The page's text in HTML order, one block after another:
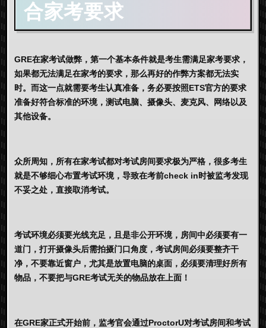
合家考要求
GRE在家考试做弊，第一个基本条件就是考生需满足家考要求，
如果都无法满足在家考的要求，那么再好的作弊方案都无法实
时。而这一点就需要考生认真准备，务必要按照ETS官方的要求
准备好符合标准的环境，测试电脑、摄像头、麦克风、网络以及
其他设备。
众所周知，所有在家考试都对考试房间要求极为严格，很多考生
就是不够细心布置考试环境，导致在考前check in时被监考发现
不妥之处，直接取消考试。
考试环境必须要光线充足，且是非公开环境，房间中必须要有一
道门，打开摄像头后需拍摄门口角度，考试房间必须要整齐干
净，不要靠近窗户，尤其是放置电脑的桌面，必须要清理好所有
物品，不要把与GRE考试无关的物品放在上面！
在GRE家正式开始前，监考官会通过ProctorU对考试房间和考试